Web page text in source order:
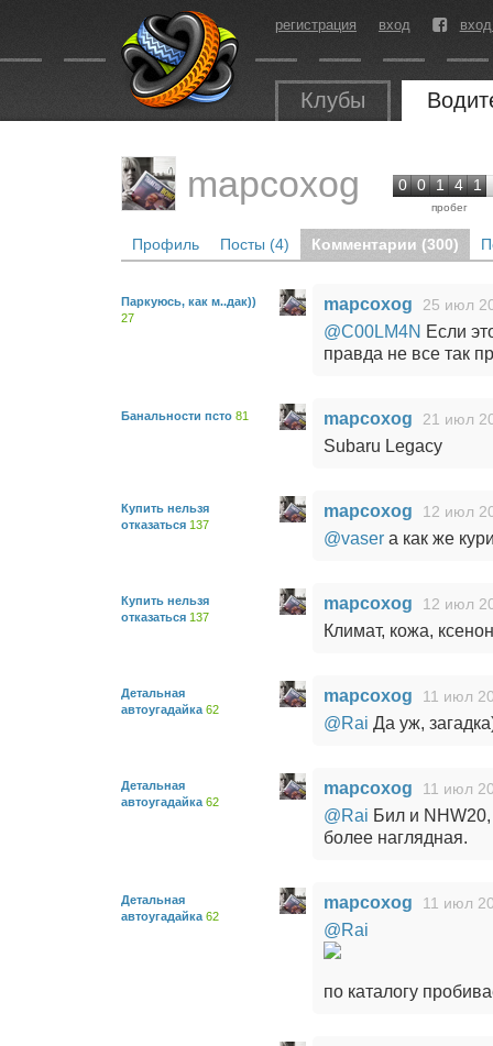
регистрация вход
Клубы
mapcoxog 0 0 1 4 1
пробег
Профиль Посты (4) Комментарии (300)
Паркуюсь, как м..дак))
27
mapcoxog 25 июл
@C00LM4N Если
правда не все так
Банальности псто 81 mapcoxog 21 июл
Subaru Legacy
Купить нельзя
отказаться 137
mapcoxog 12 июл
@vaserа как же
Купить нельзя
отказаться 137
mapcoxog 12 июл
Климат, кожа,
Детальная
автоугадайка 62
mapcoxog 11 июл
@Rai Да уж,
Детальная
автоугадайка 62
mapcoxog 11 июл
@Rai Бил и
более наглядная.
Детальная
автоугадайка 62
mapcoxog 11 июл
@Rai
по каталогу